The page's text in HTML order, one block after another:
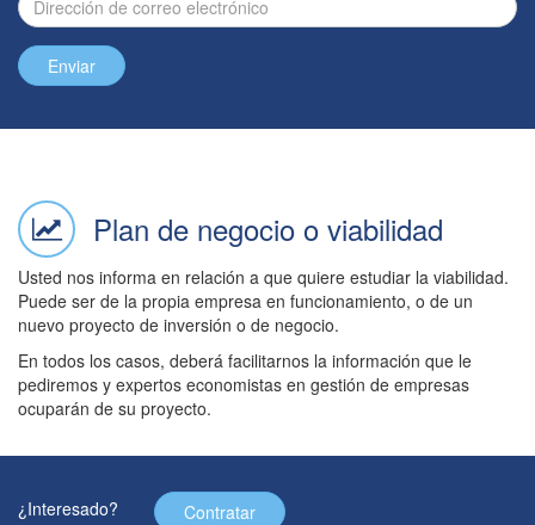
Enviar
Plan de negocio o viabilidad
Usted nos informa en relación a que quiere estudiar la viabilidad.
Puede ser de la propia empresa en funcionamiento, o de un
nuevo proyecto de inversión o de negocio.
En todos los casos, deberá facilitarnos la información que le
pediremos y expertos economistas en gestión de empresas
ocuparán de su proyecto.
¿Interesado? Contratar